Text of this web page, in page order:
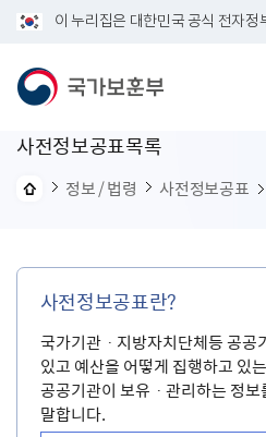
이 누리집은 대한민국 공식 전자정
사전정보공표목록
정보 / 법령 사전정보공표
사전정보공표란?
국가기관ㆍ지방자치단체등 공공
있고 예산을 어떻게 집행하고 있
공공기관이 보유ㆍ관리하는 정
말합니다.